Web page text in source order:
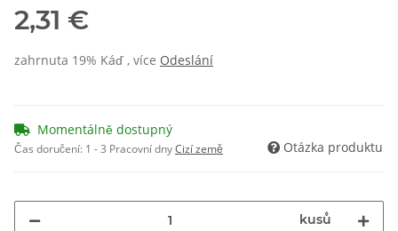
2,31 €
zahrnuta 19% Káď , více Odeslání
Momentálně dostupný
Čas doručení: 1 - 3 Pracovní dnyCizí země Otázka produktu
kusů